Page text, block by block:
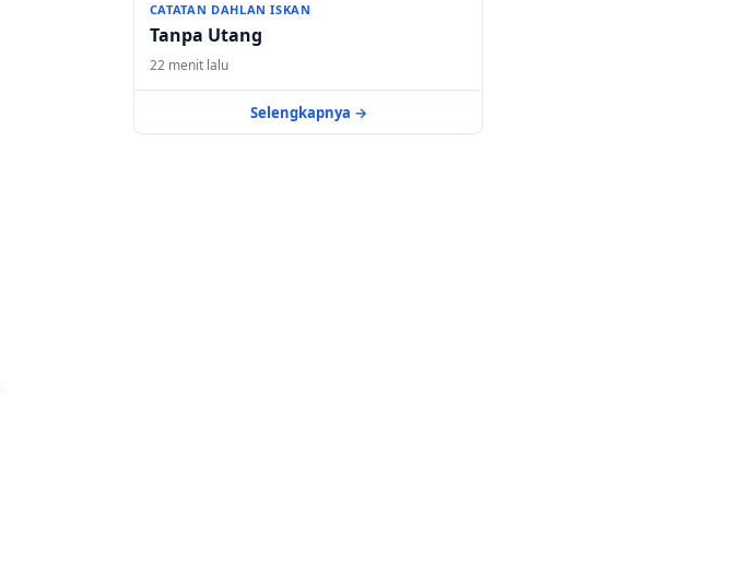
CATATAN DAHLAN ISKAN
Tanpa Utang
22 menit lalu
Selengkapnya →